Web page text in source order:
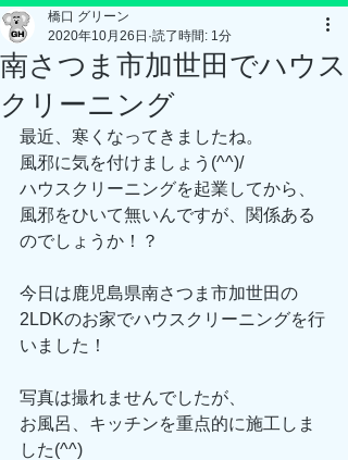
南さつま市加世田でハウス
クリーニング
橋口 グリーン
2020年10月26日 読了時間: 1分
最近、寒くなってきましたね。
風邪に気を付けましょう(^^)/
ハウスクリーニングを起業してから、
風邪をひいて無いんですが、関係ある
のでしょうか！？
今日は鹿児島県南さつま市加世田の
2LDKのお家でハウスクリーニングを行
いました！
写真は撮れませんでしたが、
お風呂、キッチンを重点的に施工しま
した(^^)